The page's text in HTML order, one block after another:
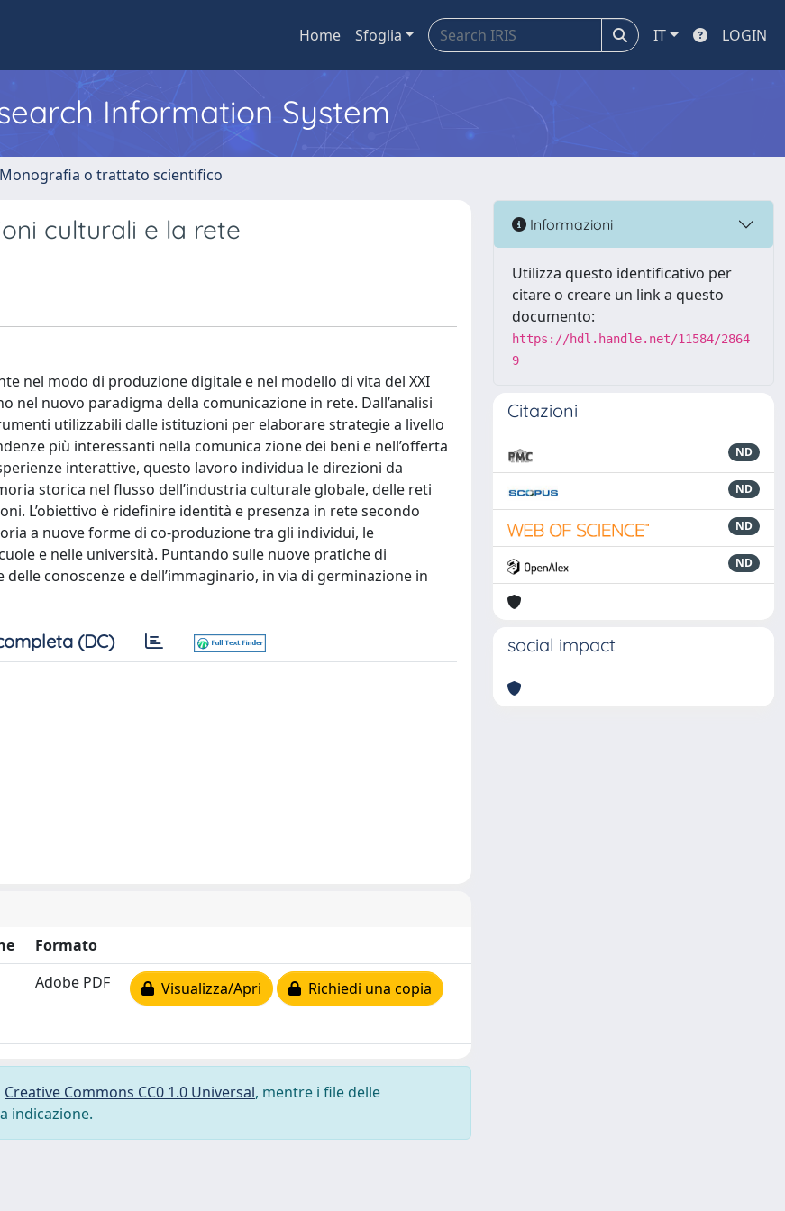
Home Sfoglia IT LOGIN
Information System
o trattato scientifico
culturali e la rete
nel modo di produzione digitale e nel modello di vita del XXI
nel nuovo paradigma della comunicazione in rete. Dall’analisi
utilizzabili dalle istituzioni per elaborare strategie a livello
più interessanti nella comunica zione dei beni e nell’offerta
interattive, questo lavoro individua le direzioni da
storica nel flusso dell’industria culturale globale, delle reti
L’obiettivo è ridefinire identità e presenza in rete secondo
a nuove forme di co-produzione tra gli individui, le
e nelle università. Puntando sulle nuove pratiche di
conoscenze e dell’immaginario, in via di germinazione in
(DC)
Formato
Adobe PDF Visualizza/Apri Richiedi una copia
Creative Commons CC0 1.0 Universal, mentre i file delle
indicazione.
Informazioni
Utilizza questo identificativo per
citare o creare un link a questo
documento:
https://hdl.handle.net/11584/2864
9
Citazioni
ND
ND
ND
ND
social impact